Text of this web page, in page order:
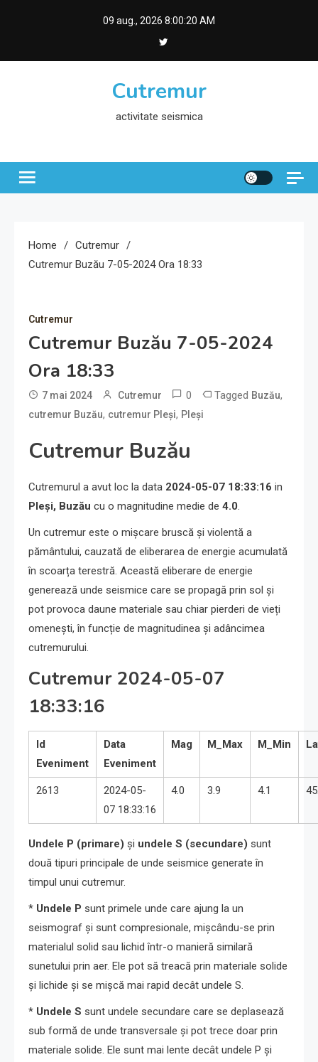
09 aug., 2026 8:00:21 AM
Cutremur
activitate seismica
Home
Cutremur
Cutremur Buzău 7-05-2024 Ora 18:33
Cutremur
Cutremur Buzău 7-05-2024
Ora 18:33
7 mai 2024 Cutremur 0 Tagged Buzău,
cutremur Buzău, cutremur Pleși, Pleși
Cutremur Buzău
Cutremurul a avut loc la data 2024-05-07 18:33:16 in
Pleși, Buzău cu o magnitudine medie de 4.0.
Un cutremur este o mișcare bruscă și violentă a
pământului, cauzată de eliberarea de energie acumulată
în scoarța terestră. Această eliberare de energie
generează unde seismice care se propagă prin sol și
pot provoca daune materiale sau chiar pierderi de vieți
omenești, în funcție de magnitudinea și adâncimea
cutremurului.
Cutremur 2024-05-07
18:33:16
Id
Eveniment
Data
Eveniment
Mag M_Max M_Min
2613
2024-05-
07 18:33:16
4.0 3.9 4.1
Undele P (primare) și undele S (secundare) sunt
două tipuri principale de unde seismice generate în
timpul unui cutremur.
* Undele P sunt primele unde care ajung la un
seismograf și sunt compresionale, mișcându-se prin
materialul solid sau lichid într-o manieră similară
sunetului prin aer. Ele pot să treacă prin materiale solide
și lichide și se mișcă mai rapid decât undele S.
* Undele S sunt undele secundare care se deplasează
sub formă de unde transversale și pot trece doar prin
materiale solide. Ele sunt mai lente decât undele P și